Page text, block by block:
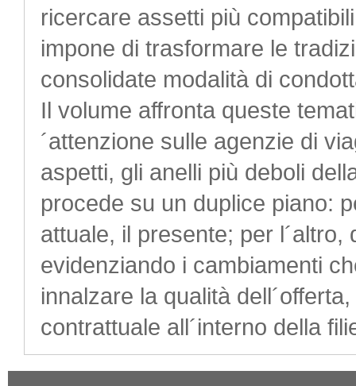
ricercare assetti più
impone di trasformare le
consolidate modalità di
Il volume affronta queste
´attenzione sulle agenzie di
aspetti, gli anelli più deboli
procede su un duplice piano:
attuale, il presente; per
evidenziando i cambiamenti
innalzare la qualità
contrattuale all´interno della